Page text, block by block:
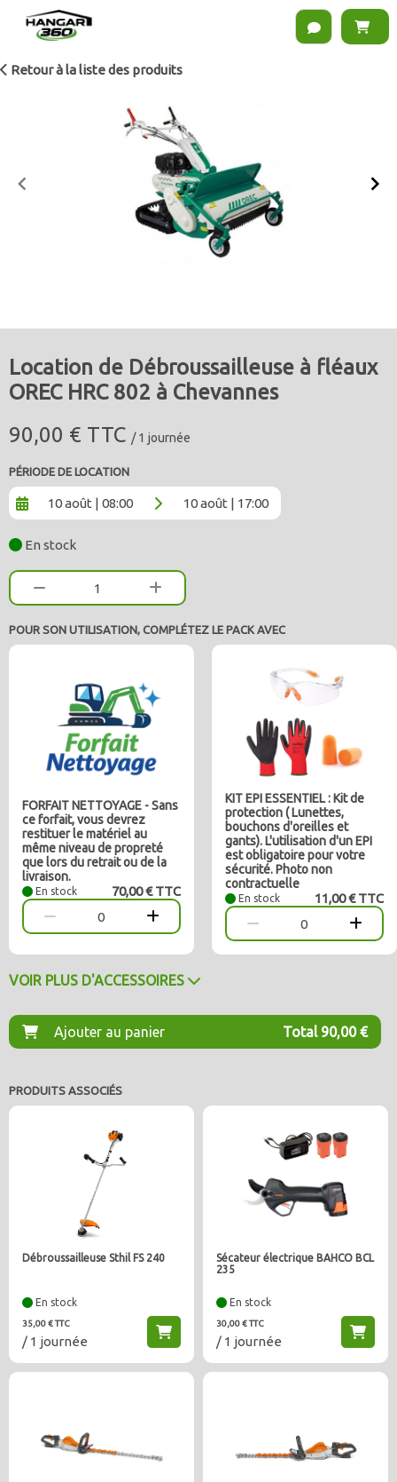
Retour à la liste des produits
2
Location de Débroussailleuse à fléaux
OREC HRC 802 à Chevannes
90,00 € TTC / 1 journée
PÉRIODE DE LOCATION
10 août | 08:00 10 août | 17:00
En stock
1
POUR SON UTILISATION, COMPLÉTEZ LE PACK AVEC
FORFAIT NETTOYAGE - Sans
ce forfait, vous devrez
restituer le matériel au
même niveau de propreté
que lors du retrait ou de la
livraison.
En stock
70,00 € TTC
0
KIT EPI ESSENTIEL : Kit de
protection ( Lunettes,
bouchons d'oreilles et
gants). L'utilisation d'un EPI
est obligatoire pour votre
sécurité. Photo non
contractuelle
En stock
11,00 € TTC
0
VOIR PLUS D'ACCESSOIRES
Ajouter au panier Total 90,00 €
PRODUITS ASSOCIÉS
Débroussailleuse Sthil FS 240
En stock
35,00 € TTC
/ 1 journée
Sécateur électrique BAHCO BCL
235
En stock
30,00 € TTC
/ 1 journée